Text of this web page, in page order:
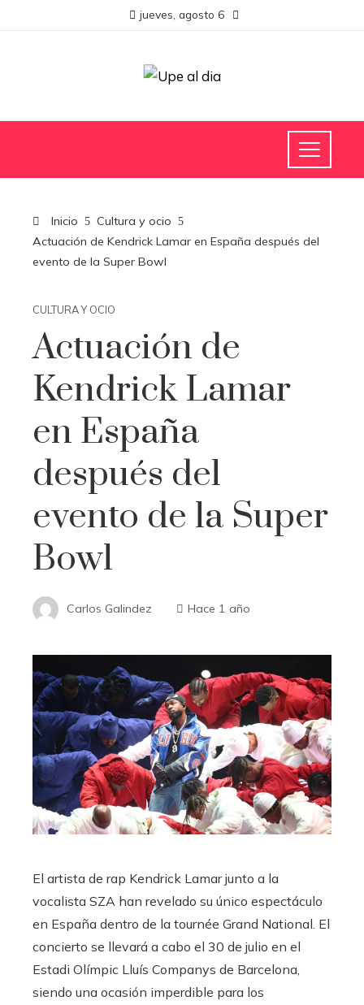
jueves, agosto 6
Inicio
Cultura y ocio
Actuación de Kendrick Lamar en España después del
evento de la Super Bowl
CULTURA Y OCIO
Actuación de
Kendrick Lamar
en España
después del
evento de la Super
Bowl
Carlos Galindez Hace 1 año
El artista de rap Kendrick Lamar junto a la
vocalista SZA han revelado su único espectáculo
en España dentro de la tournée Grand National. El
concierto se llevará a cabo el 30 de julio en el
Estadi Olímpic Lluís Companys de Barcelona,
siendo una ocasión imperdible para los